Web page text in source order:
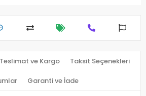
Teslimat ve Kargo Taksit Seçenekleri
Garanti ve İade